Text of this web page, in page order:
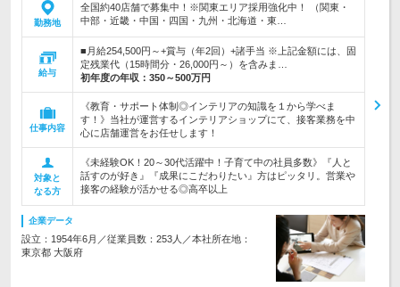
勤務地
全国約40店舗で募集中！※関東エリア採用強化中！ （関東・
中部・近畿・中国・四国・九州・北海道・東…
給与
■月給254,500円～+賞与（年2回）+諸手当 ※上記金額には、固
定残業代（15時間分・26,000円～）を含みま…
初年度の年収： 350～500万円
仕事内容
《教育・サポート体制◎インテリアの知識を１から学べま
す！》当社が運営するインテリアショップにて、接客業務を中
心に店舗運営をお任せします！
対象と
なる方
《未経験OK！20～30代活躍中！子育て中の社員多数》『人と
話すのが好き』『成果にこだわりたい』方はピッタリ。営業や
接客の経験が活かせる◎高卒以上
企業データ
設立：1954年6月／従業員数：253人／本社所在地：
東京都 大阪府